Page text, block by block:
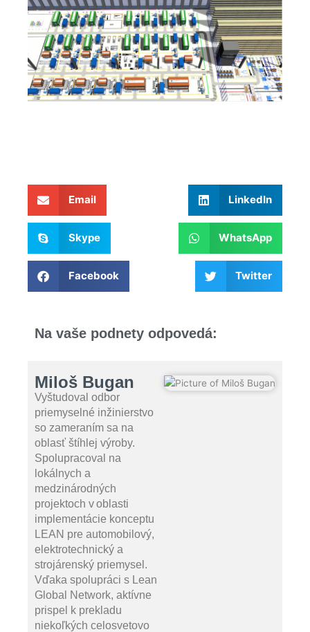
Email LinkedIn
Skype WhatsApp
Facebook Twitter
Na vaše podnety odpovedá:
Miloš Bugan
Vyštudoval odbor
priemyselné inžinierstvo
so zameraním sa na
oblasť štíhlej výroby.
Spolupracoval na
lokálnych a
medzinárodných
projektoch v oblasti
implementácie konceptu
LEAN pre automobilový,
elektrotechnický a
strojárenský priemysel.
Vďaka spolupráci s Lean
Global Network, aktívne
prispel k prekladu
niekoľkých celosvetovo